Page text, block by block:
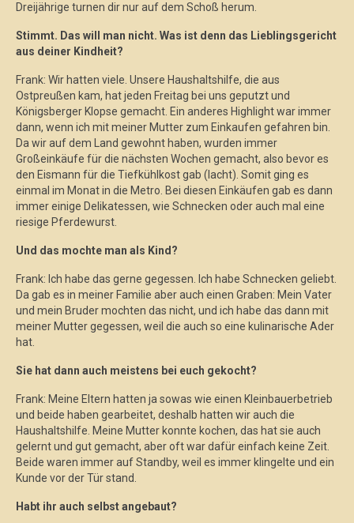
Dreijährige turnen dir nur auf dem Schoß herum.
Stimmt. Das will man nicht. Was ist denn das Lieblingsgericht
aus deiner Kindheit?
Frank: Wir hatten viele. Unsere Haushaltshilfe, die aus
Ostpreußen kam, hat jeden Freitag bei uns geputzt und
Königsberger Klopse gemacht. Ein anderes Highlight war immer
dann, wenn ich mit meiner Mutter zum Einkaufen gefahren bin.
Da wir auf dem Land gewohnt haben, wurden immer
Großeinkäufe für die nächsten Wochen gemacht, also bevor es
den Eismann für die Tiefkühlkost gab (lacht). Somit ging es
einmal im Monat in die Metro. Bei diesen Einkäufen gab es dann
immer einige Delikatessen, wie Schnecken oder auch mal eine
riesige Pferdewurst.
Und das mochte man als Kind?
Frank: Ich habe das gerne gegessen. Ich habe Schnecken geliebt.
Da gab es in meiner Familie aber auch einen Graben: Mein Vater
und mein Bruder mochten das nicht, und ich habe das dann mit
meiner Mutter gegessen, weil die auch so eine kulinarische Ader
hat.
Sie hat dann auch meistens bei euch gekocht?
Frank: Meine Eltern hatten ja sowas wie einen Kleinbauerbetrieb
und beide haben gearbeitet, deshalb hatten wir auch die
Haushaltshilfe. Meine Mutter konnte kochen, das hat sie auch
gelernt und gut gemacht, aber oft war dafür einfach keine Zeit.
Beide waren immer auf Standby, weil es immer klingelte und ein
Kunde vor der Tür stand.
Habt ihr auch selbst angebaut?